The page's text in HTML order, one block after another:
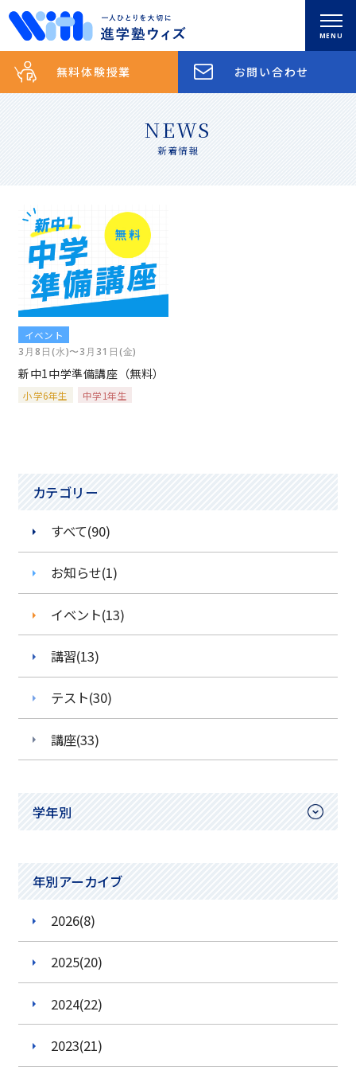
無料体験授業 お問い合わせ
0285-83-5852 お問い合わせ
理念
スクールのご案内
コース紹介
入会までの流れ
採用情報
NEWS
新着情報
カテゴリー
すべて(90)
お知らせ(1)
イベント(13)
講習(13)
テスト(30)
講座(33)
学年別
小学2年生
小学3年生
小学4年生
小学5年生
年別アーカイブ
2026(8)
2025(20)
2024(22)
2023(21)
イベント
3月8日(水)〜3月31日(金)
新中1中学準備講座（無料）
小学6年生 中学1年生